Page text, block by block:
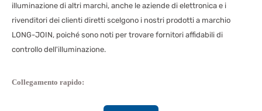
illuminazione di altri marchi, anche le aziende di elettronica e i
rivenditori dei clienti diretti scelgono i nostri prodotti a marchio
LONG-JOIN, poiché sono noti per trovare fornitori affidabili di
controllo dell'illuminazione.
Collegamento rapido: